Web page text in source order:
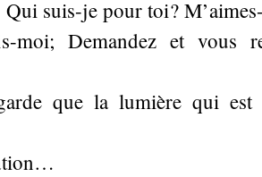
suis-je pour toi?
moi; Demandez et vous
que la lumière qui